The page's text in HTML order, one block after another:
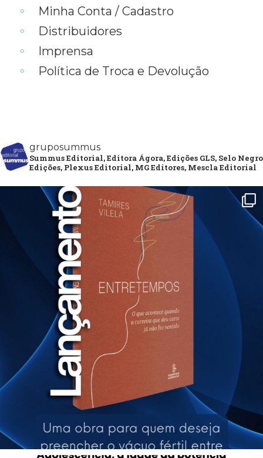
Minha Conta / Cadastro
Distribuidores
Imprensa
Política de Troca e Devolução
gruposummus
Summus Editorial, Editora Ágora, Edições GLS, Selo Negro
Edições, Plexus Editorial, MG Editores, Mescla Editorial